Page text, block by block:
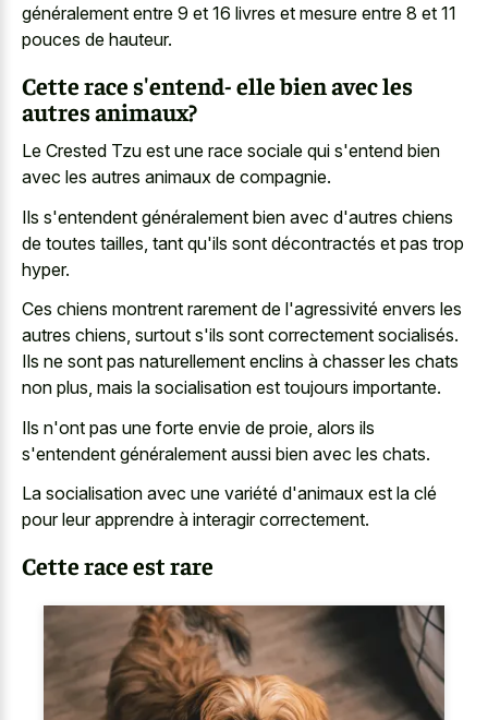
généralement entre 9 et 16 livres et mesure entre 8 et 11
pouces de hauteur.
Cette race s'entend- elle bien avec les
autres animaux?
Le Crested Tzu est une race sociale qui s'entend bien
avec les autres animaux de compagnie.
Ils s'entendent généralement bien avec d'autres chiens
de toutes tailles, tant qu'ils sont décontractés et pas trop
hyper.
Ces chiens montrent rarement de l'agressivité envers les
autres chiens, surtout s'ils sont correctement socialisés.
Ils ne sont pas naturellement enclins à chasser les chats
non plus, mais la socialisation est toujours importante.
Ils n'ont pas une forte envie de proie, alors ils
s'entendent généralement aussi bien avec les chats.
La socialisation avec une variété d'animaux est la clé
pour leur apprendre à interagir correctement.
Cette race est rare